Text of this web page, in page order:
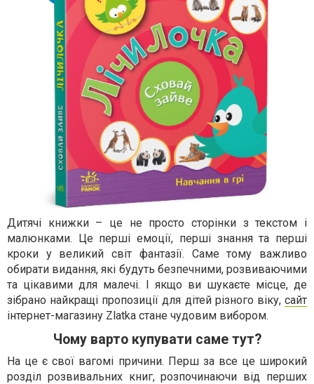
Дитячі книжки – це не просто сторінки з текстом і
малюнками. Це перші емоції, перші знання та перші
кроки у великий світ фантазії. Саме тому важливо
обирати видання, які будуть безпечними, розвиваючими
та цікавими для малечі. І якщо ви шукаєте місце, де
зібрано найкращі пропозиції для дітей різного віку, сайт
інтернет-магазину Zlatka стане чудовим вибором.
Чому варто купувати саме тут?
На це є свої вагомі причини. Перш за все це широкий
розділ розвивальних книг, розпочинаючи від перших